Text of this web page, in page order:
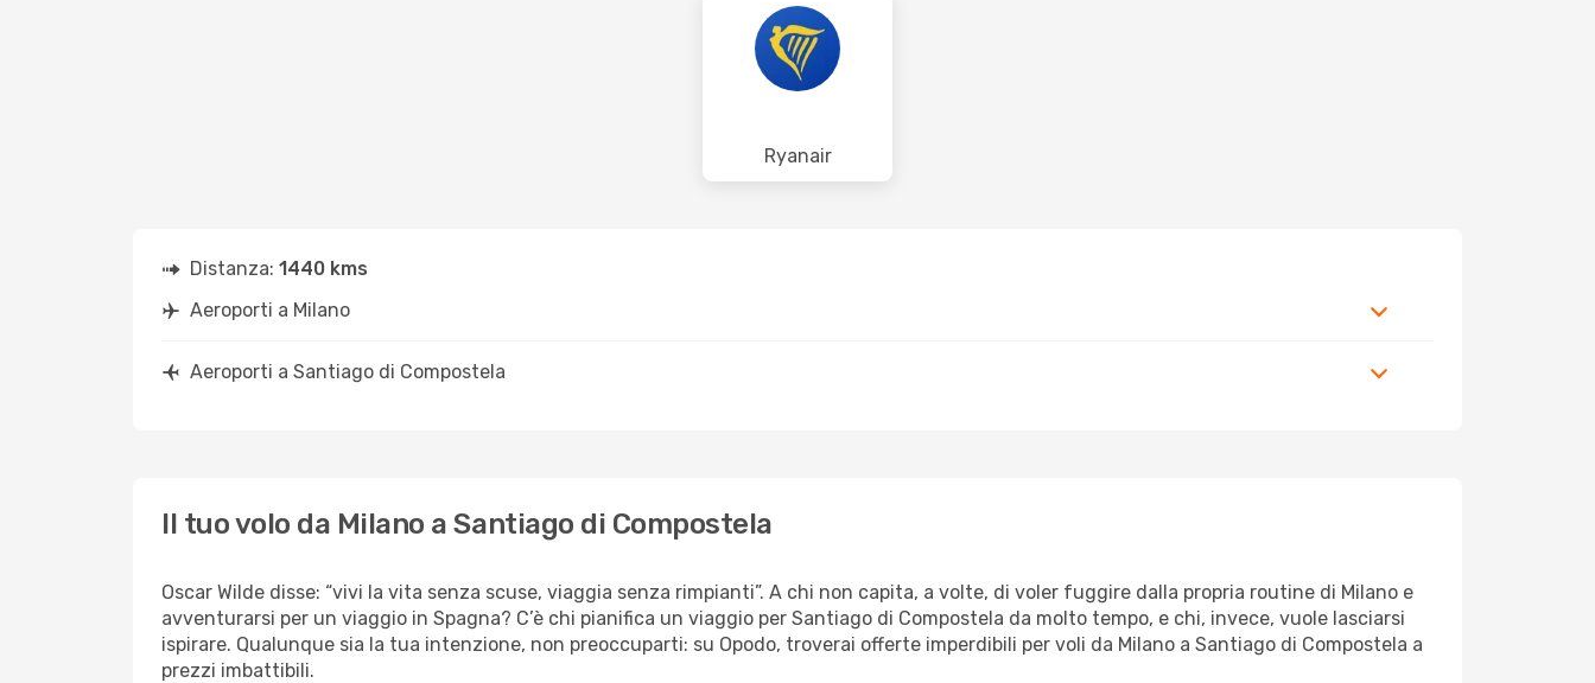
Ryanair
Distanza: 1440 kms
Aeroporti a Milano
Aeroporti a Santiago di Compostela
Il tuo volo da Milano a Santiago di Compostela
Oscar Wilde disse: “vivi la vita senza scuse, viaggia senza rimpianti”. A chi non capita, a volte, di voler fuggire dalla propria routine di Milano e
avventurarsi per un viaggio in Spagna? C’è chi pianifica un viaggio per Santiago di Compostela da molto tempo, e chi, invece, vuole lasciarsi
ispirare. Qualunque sia la tua intenzione, non preoccuparti: su Opodo, troverai offerte imperdibili per voli da Milano a Santiago di Compostela a
prezzi imbattibili.